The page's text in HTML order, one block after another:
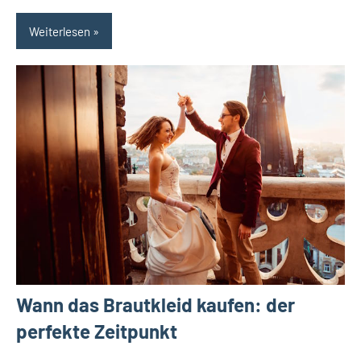
Weiterlesen
Wann das Brautkleid kaufen: der
perfekte Zeitpunkt